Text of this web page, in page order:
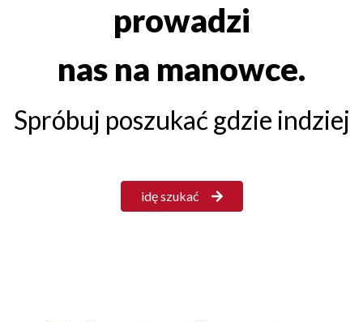
prowadzi
nas na manowce.
Spróbuj poszukać gdzie indziej
idę szukać